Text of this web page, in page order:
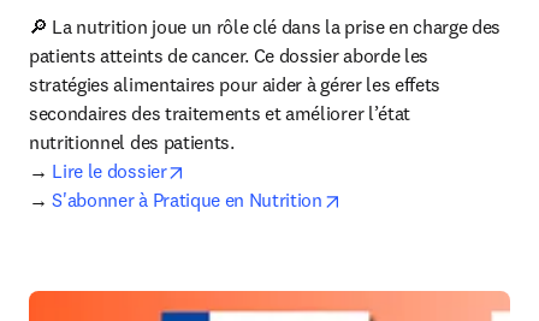
🔎 La nutrition joue un rôle clé dans la prise en charge des
patients atteints de cancer. Ce dossier aborde les
stratégies alimentaires pour aider à gérer les effets
secondaires des traitements et améliorer l’état
nutritionnel des patients.
→ Lire le dossier
→ S'abonner à Pratique en Nutrition